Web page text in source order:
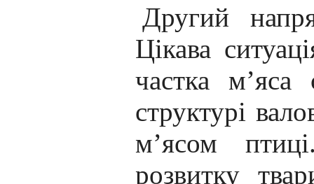
Другий
Цікава
частка м’яса
структурі
м’ясом
розвитку